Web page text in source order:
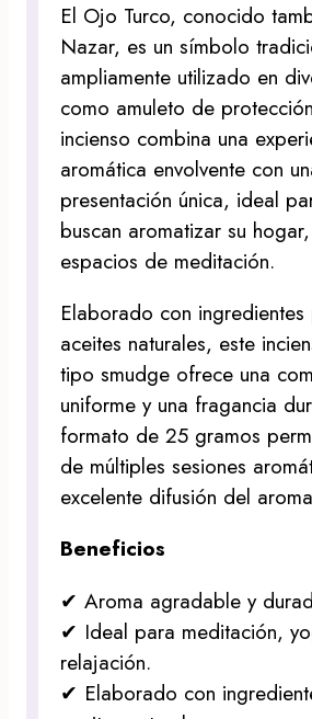
El Ojo Turco, conocido
Nazar, es un símbolo
ampliamente utilizado en
como amuleto de
incienso combina una
aromática envolvente con
presentación única, ideal
buscan aromatizar su
espacios de meditación.
Elaborado con ingredientes
aceites naturales, este
tipo smudge ofrece una
uniforme y una fragancia
formato de 25 gramos
de múltiples sesiones
excelente difusión del
Beneficios
✔ Aroma agradable y
✔ Ideal para meditación,
relajación.
✔ Elaborado con